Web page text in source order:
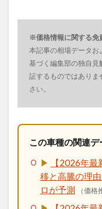
※価格情報に関する免
本記事の相場データお
基づく編集部の独自見
証するものではありま
さい。
この車種の関連
▶
【2026年
移と高騰の理
ロが予測
（価格